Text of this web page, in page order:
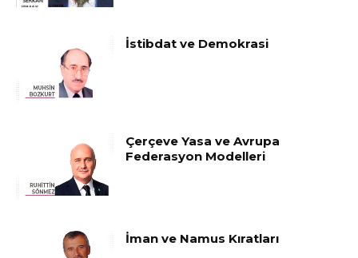
İstibdat ve Demokrasi
Çerçeve Yasa ve Avrupa
Federasyon Modelleri
İman ve Namus Kıratları